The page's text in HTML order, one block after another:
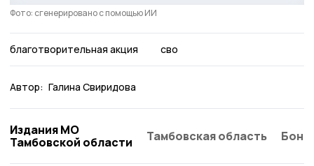
Фото: сгенерировано с помощью ИИ
благотворительная акция сво
Автор: Галина Свиридова
Издания МО
Тамбовской области
Тамбовская область